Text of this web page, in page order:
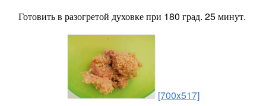
Готовить в разогретой духовке при 180 град. 25 минут.
[700x517]